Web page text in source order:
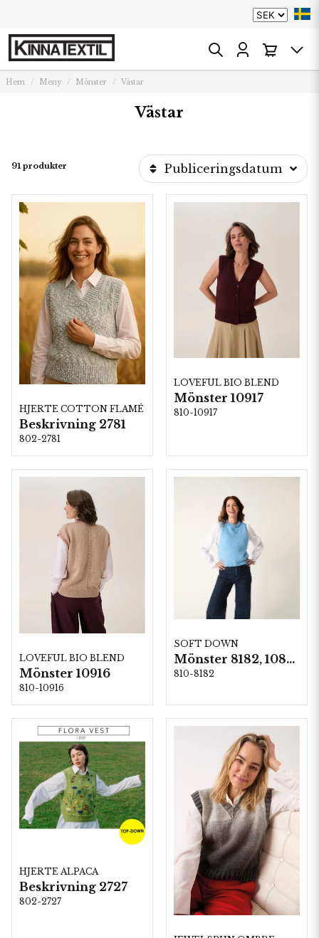
Hem Meny Mönster Västar
Västar
91 produkter Publiceringsdatum
HJERTE COTTON FLAMÉ
Beskrivning 2781
802-2781
LOVEFUL BIO BLEND
Mönster 10917
810-10917
LOVEFUL BIO BLEND
Mönster 10916
810-10916
SOFT DOWN
Mönster 8182, 10885
810-8182
HJERTE ALPACA
Beskrivning 2727
802-2727